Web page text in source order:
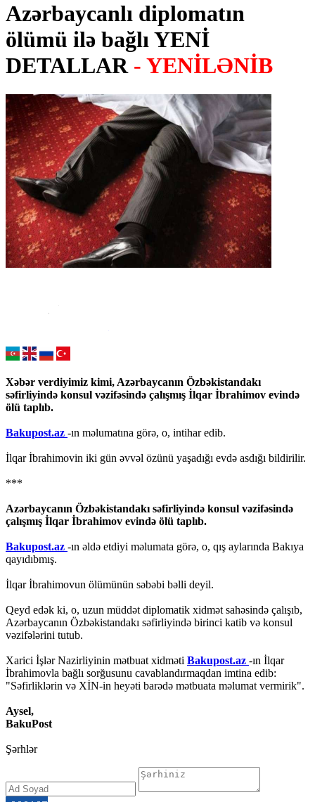
Azərbaycanlı diplomatın
ölümü ilə bağlı YENİ
DETALLAR - YENİLƏNİB
Xəbər verdiyimiz kimi, Azərbaycanın Özbəkistandakı
səfirliyində konsul vəzifəsində çalışmış İlqar İbrahimov evində
ölü taplıb.
Bakupost.az -ın məlumatına görə, o, intihar edib.
İlqar İbrahimovin iki gün əvvəl özünü yaşadığı evdə asdığı bildirilir.
***
Azərbaycanın Özbəkistandakı səfirliyində konsul vəzifəsində
çalışmış İlqar İbrahimov evində ölü taplıb.
Bakupost.az -ın əldə etdiyi məlumata görə, o, qış aylarında Bakıya
qayıdıbmış.
İlqar İbrahimovun ölümünün səbəbi bəlli deyil.
Qeyd edək ki, o, uzun müddət diplomatik xidmət sahəsində çalışıb,
Azərbaycanın Özbəkistandakı səfirliyində birinci katib və konsul
vəzifələrini tutub.
Xarici İşlər Nazirliyinin mətbuat xidməti Bakupost.az -ın İlqar
İbrahimovla bağlı sorğusunu cavablandırmaqdan imtina edib:
"Səfirliklərin və XİN-in heyəti barədə mətbuata məlumat vermirik".
Aysel,
BakuPost
Şərhlər